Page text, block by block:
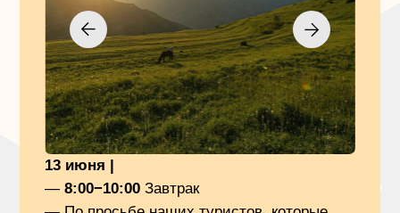
2 и 3 ночь — высокогорная туристическая база
(1700м над уровнем моря), на которой мы будем
жить, занимает большую экологически чистую,
живописную территорию в Шамильском районе,
село Хучада.